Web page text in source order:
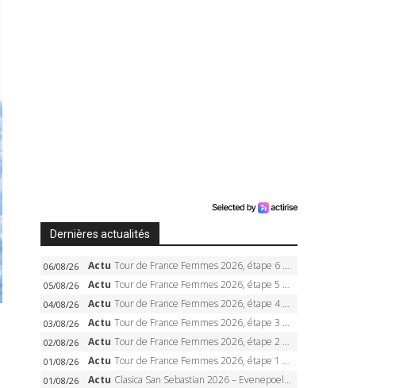
Dernières actualités
06/08/26 Actu Tour de France Femmes 2026, étape 6 – Kim Le Court-Pienaar gagne à Tournon, Reusser en jaune
05/08/26 Actu Tour de France Femmes 2026, étape 5 – Demi Vollering gagne à Belleville, Reusser en jaune, Ferrand-Prévot coule
04/08/26 Actu Tour de France Femmes 2026, étape 4 – Marlen Reusser écrase le chrono, Ferrand-Prévot en crise
03/08/26 Actu Tour de France Femmes 2026, étape 3 – Sigrid Haugset en solitaire, 88 km d’échappée, maillot jaune
02/08/26 Actu Tour de France Femmes 2026, étape 2 – Lorena Wiebes doublé à Genève, Markus héroïque, 7e record
01/08/26 Actu Tour de France Femmes 2026, étape 1 – Lorena Wiebes intouchable à Lausanne, premier maillot jaune
01/08/26 Actu Clasica San Sebastian 2026 – Evenepoel recordman, 4e victoire, Carapaz battu au sprint